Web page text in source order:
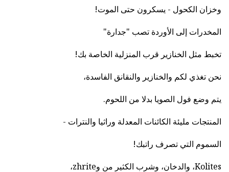
وخزان الكحول - يسكرون حتى الموت!
المخدرات إلى الأوردة تصب "جدارة"
تخبط مثل الخنازير قرب المنزلية الخاصة بك!
نحن تغذي لكم والخنازير والنقانق الفاسدة،
يتم وضع فول الصويا بدلا من اللحوم.
المنتجات مليئة الكائنات المعدلة وراثيا والنترات -
السموم التي تصرف راتبك!
Kolites، والدخان، وشرب الكثير من وzhrite،